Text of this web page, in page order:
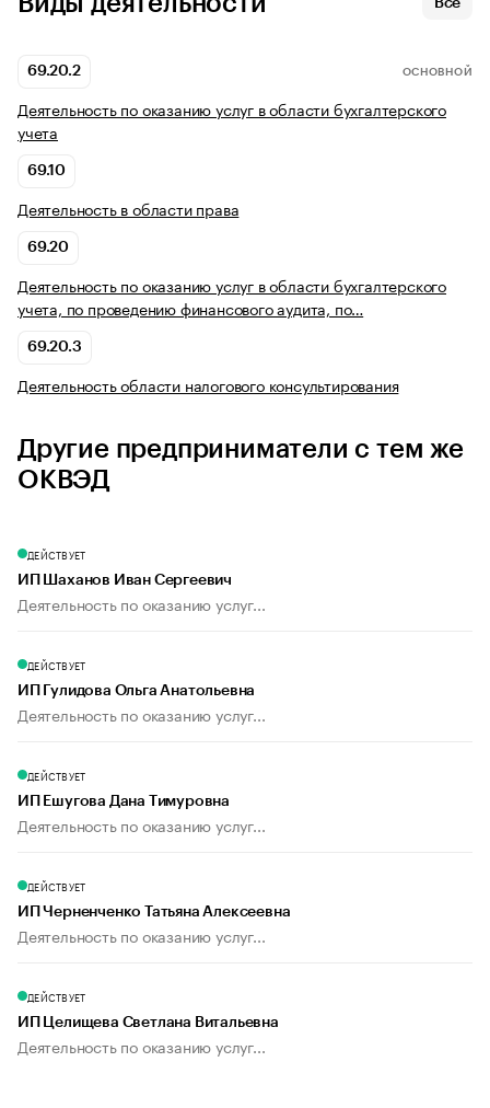
Все
69.20.2 ОСНОВНОЙ
Деятельность по оказанию услуг в области бухгалтерского
учета
69.10
Деятельность в области права
69.20
Деятельность по оказанию услуг в области бухгалтерского
учета, по проведению финансового аудита, по…
69.20.3
Деятельность области налогового консультирования
Другие предприниматели с тем же
ОКВЭД
ДЕЙСТВУЕТ
ИП Шаханов Иван Сергеевич
Деятельность по оказанию услуг...
ДЕЙСТВУЕТ
ИП Гулидова Ольга Анатольевна
Деятельность по оказанию услуг...
ДЕЙСТВУЕТ
ИП Ешугова Дана Тимуровна
Деятельность по оказанию услуг...
ДЕЙСТВУЕТ
ИП Черненченко Татьяна Алексеевна
Деятельность по оказанию услуг...
ДЕЙСТВУЕТ
ИП Целищева Светлана Витальевна
Деятельность по оказанию услуг...